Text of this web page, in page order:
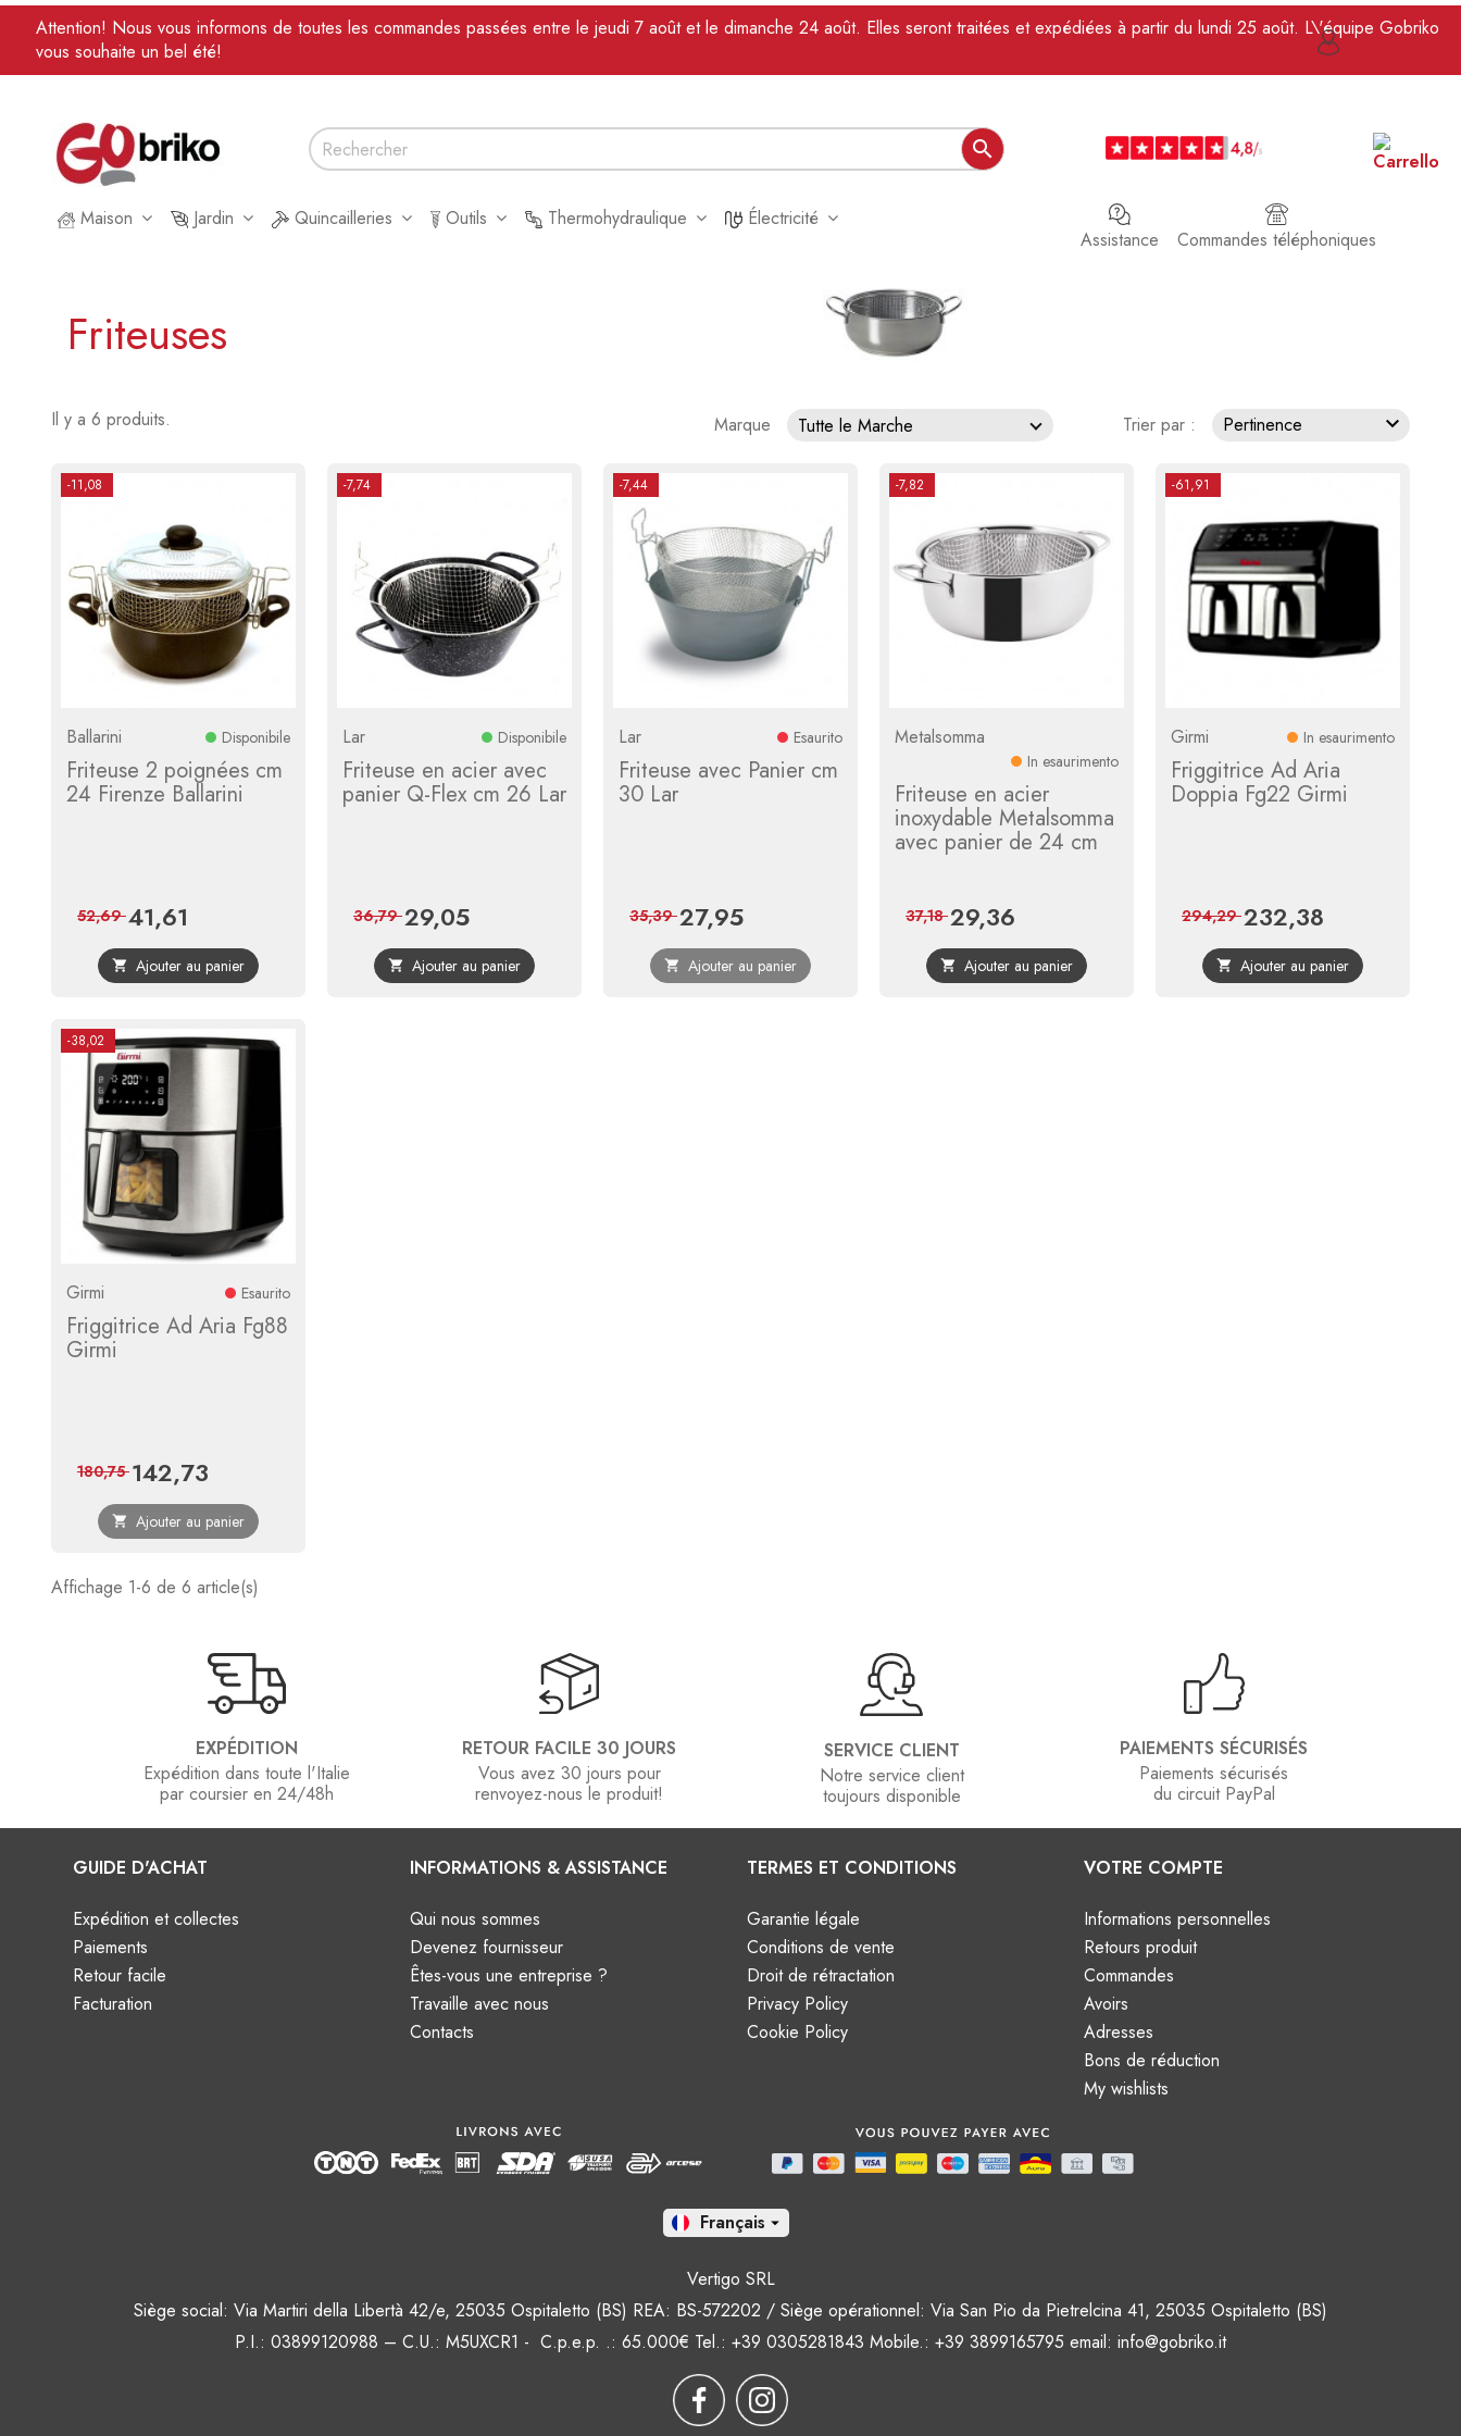
Attention! Nous vous informons de toutes les commandes passées entre le jeudi 7 août et le dimanche 24 août. Elles seront traitées et expédiées à partir du lundi 25 août. L\'équipe Gobriko
vous souhaite un bel été!

Maison Jardin Quincailleries Outils Thermohydraulique
Électricité
Commandes téléphoniques
Assistance
Friteuses
Il y a 6 produits. Marque Tutte le Marche Trier par : Pertinence 
-11,08
Ballarini Disponibile
Friteuse 2 poignées cm
24 Firenze Ballarini
Prix
41,61
de
base
52,69
 Ajouter au panier
-7,74
Lar Disponibile
Friteuse en acier avec
panier Q-Flex cm 26 Lar
Prix
29,05
de
base
36,79
 Ajouter au panier
-7,44
Lar Esaurito
Friteuse avec Panier cm
30 Lar
Prix
27,95
de
base
35,39
 Ajouter au panier
-7,82
Metalsomma
In esaurimento
Friteuse en acier
inoxydable Metalsomma
avec panier de 24 cm
Prix
29,36
de
base
37,18
 Ajouter au panier
-61,91
Girmi In esaurimento
Friggitrice Ad Aria
Doppia Fg22 Girmi
Prix
232,38
de
base
294,29
 Ajouter au panier
-38,02
Girmi Esaurito
Friggitrice Ad Aria Fg88
Girmi
Prix
142,73
de
base
180,75
 Ajouter au panier
Affichage 1-6 de 6 article(s)
EXPÉDITION
Expédition dans toute l'Italie
par coursier en 24/48h
RETOUR FACILE 30 JOURS
Vous avez 30 jours pour
renvoyez-nous le produit!
SERVICE CLIENT
Notre service client
toujours disponible
PAIEMENTS SÉCURISÉS
Paiements sécurisés
du circuit PayPal
GUIDE D'ACHAT
Expédition et collectes
Paiements
Retour facile
Facturation
INFORMATIONS & ASSISTANCE
Qui nous sommes
Devenez fournisseur
Êtes-vous une entreprise ?
Travaille avec nous
Contacts
TERMES ET CONDITIONS
Garantie légale
Conditions de vente
Droit de rétractation
Privacy Policy
Cookie Policy
VOTRE COMPTE
Informations personnelles
Retours produit
Commandes
Avoirs
Adresses
Bons de réduction
My wishlists
Fr 
Vertigo SRL
Siège social: Via Martiri della Libertà 42/e, 25035 Ospitaletto (BS) REA: BS-572202 / Siège opérationnel: Via San Pio da Pietrelcina 41, 25035 Ospitaletto (BS)
P.I.: 03899120988 – C.U.: M5UXCR1 - C.p.e.p. .: 65.000€ Tel.: +39 0305281843 Mobile.: +39 3899165795 email: info@gobriko.it